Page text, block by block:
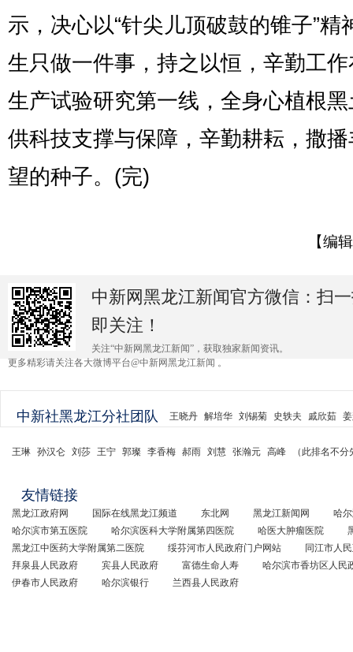
示，决心以“针尖儿顶破鼓的锥子”精
生只做一件事，持之以恒，辛勤工
生产试验研究第一线，全身心植根
供科技支撑与保障，辛勤耕耘，撒
望的种子。(完)
【编
中新网黑龙江新闻官方微信：扫
即关注！
关注“中新网黑龙江新闻”，获取独家新闻资讯。
更多精彩请关注各大微博平台@中新网黑龙江新闻 。
中新社黑龙江分社团队 王晓丹 解培华 刘锡菊 史轶夫 戚欣茹
王琳 孙汉仑 刘莎 王宁 郭璨 李香梅 郝雨 刘慧 张瀚元 高峰 （此排名不分
友情链接
黑龙江政府网 国际在线黑龙江频道 东北网 黑龙江新闻网
哈
哈尔滨市第五医院
哈尔滨医科大学附属第四医院 哈医大肿瘤医院
黑龙江中医药大学附属第二医院
绥芬河市人民政府门户网站
同江市人
拜泉县人民政府
宾县人民政府 富德生命人寿
哈尔滨市香坊区人民
伊春市人民政府
哈尔滨银行 兰西县人民政府